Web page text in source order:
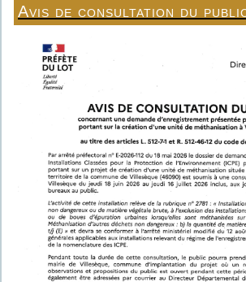
Avis de consultation du